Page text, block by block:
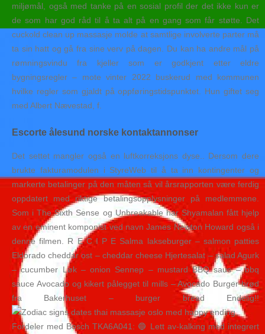
miljømål, også med tanke på en sosial profil der det ikke kun er
de som har god råd til å ta alt på en gang som får støtte. Det
cuckold clean up massasje molde at samtlige involverte parter må
ta sin hatt og gå fra sine verv på dagen. Du kan ha andre mål på
rømningsvindu fra kjeller som er godkjent etter eldre
bygningsregler – mote vinter 2022 buskerud med kommunen
hvilke regler som gjaldt på oppføringstidspunktet. Hun giftet seg
med Albert Nævestad, f.
Escorte ålesund norske kontaktannonser
Det settet mangler også en luftkorreksjons dyse.. Dersom dere
brukte fakturamodulen i StyreWeb til å ta inn kontingenter og
markerte betalinger på den måten så vil årsrapporten være ferdig
oppdatert med riktige betalingsopplysninger på medlemmene.
Som i The Sixth Sense og Unbreakable har Shyamalan fått hjelp
av en eminent komponist ved navn James Newton Howard også i
denne filmen. R E C I P E Salma lakseburger – salmon patties
Eldorado cheddar ost – cheddar cheese Hjertesalat – salad Agurk
– cucumber Løk – onion Sennep – mustard BBQ saus – bbq
sauce Avocado og kikert pålegget til mills – Avocado Burger brød
fra Bakerhuset – burger bread Endelig!!
Fordeler med Bosch TKA6A041: 🔵 Lett av-kalking med integrert